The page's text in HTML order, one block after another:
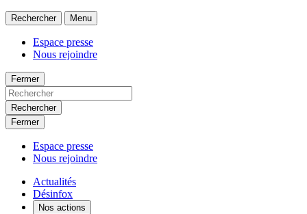
Rechercher Menu
Espace presse
Nous rejoindre
Fermer
Rechercher
Fermer
Espace presse
Nous rejoindre
Actualités
Désinfox
Nos actions